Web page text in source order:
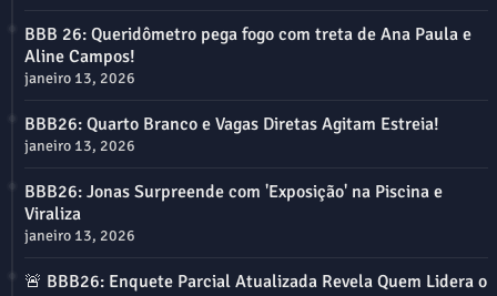
BBB 26: Queridômetro pega fogo com treta de Ana Paula e
Aline Campos!
janeiro 13, 2026
BBB26: Quarto Branco e Vagas Diretas Agitam Estreia!
janeiro 13, 2026
BBB26: Jonas Surpreende com 'Exposição' na Piscina e
Viraliza
janeiro 13, 2026
🚨 BBB26: Enquete Parcial Atualizada Revela Quem Lidera o